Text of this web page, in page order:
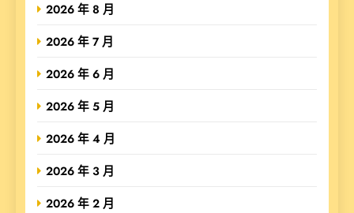
2026 年 8 月
2026 年 7 月
2026 年 6 月
2026 年 5 月
2026 年 4 月
2026 年 3 月
2026 年 2 月